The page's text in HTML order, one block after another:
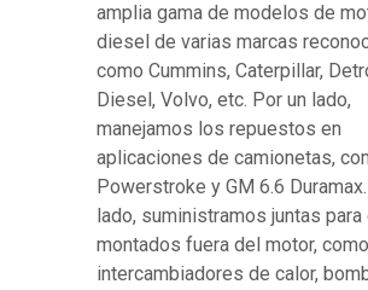
amplia gama de modelos de
diesel de varias marcas
como Cummins, Caterpillar,
Diesel, Volvo, etc. Por un lado,
manejamos los repuestos en
aplicaciones de camionetas,
Powerstroke y GM 6.6
lado, suministramos juntas
montados fuera del motor, como
intercambiadores de calor,